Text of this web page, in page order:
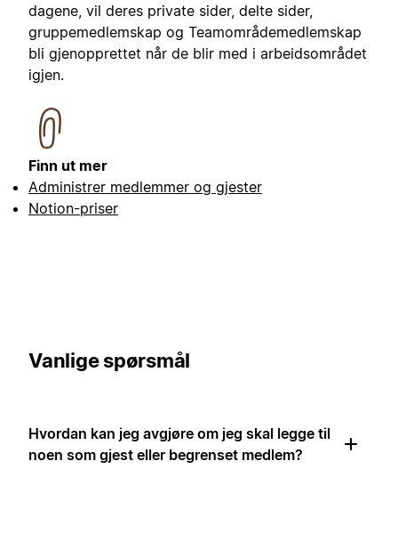
dagene, vil deres private sider, delte sider,
gruppemedlemskap og Teamområdemedlemskap
bli gjenopprettet når de blir med i arbeidsområdet
igjen.
Finn ut mer
Administrer medlemmer og gjester
Notion-priser
Vanlige spørsmål
Hvordan kan jeg avgjøre om jeg skal legge til
noen som gjest eller begrenset medlem?